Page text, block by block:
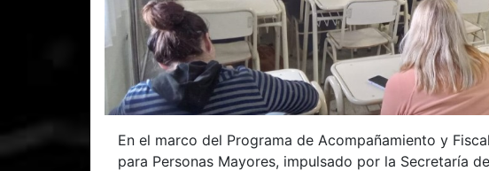
En el marco del Programa de Acompañamiento y
para Personas Mayores, impulsado por la Secretaría